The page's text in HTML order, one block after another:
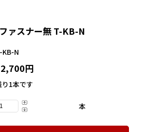
ァスナー無 T-KB-N
KB-N
円
り1本です
本